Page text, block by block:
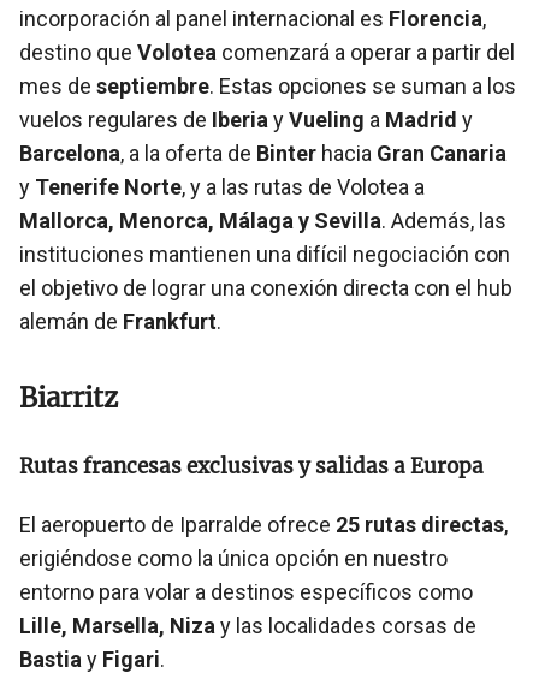
incorporación al panel internacional es Florencia,
destino que Volotea comenzará a operar a partir del
mes de septiembre. Estas opciones se suman a los
vuelos regulares de Iberia yVueling a Madrid y
Barcelona, a la oferta de Binter hacia Gran Canaria
y Tenerife Norte, y a las rutas de Volotea a
Mallorca, Menorca, Málaga y Sevilla. Además, las
instituciones mantienen una difícil negociación con
el objetivo de lograr una conexión directa con el hub
alemán de Frankfurt.
Biarritz
Rutas francesas exclusivas y salidas a Europa
El aeropuerto de Iparralde ofrece 25 rutas directas,
erigiéndose como la única opción en nuestro
entorno para volar a destinos específicos como
Lille, Marsella, Niza y las localidades corsas de
Bastia y Figari.